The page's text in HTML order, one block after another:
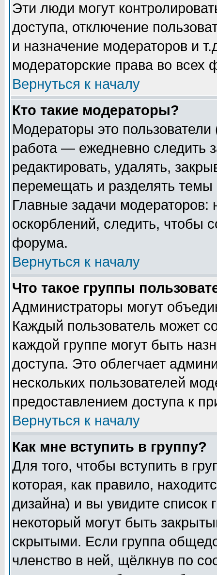
Эти люди могут
доступа, отключение
и назначение модераторов и
модераторские права во всех
Вернуться к началу
Кто такие модераторы?
Модераторы это
работа — ежедневно следить
редактировать, удалять,
перемещать и разделять
Главные задачи
оскорблений, следить, чтобы
форума.
Вернуться к началу
Что такое группы
Администраторы могут
Каждый пользователь может
каждой группе могут быть
доступа. Это облегчает
нескольких пользователей
предоставлением доступа к
Вернуться к началу
Как мне вступить в группу?
Для того, чтобы вступить в
которая, как правило,
дизайна) и вы увидите список
некоторый могут быть
скрытыми. Если группа
членство в ней, щёлкнув по